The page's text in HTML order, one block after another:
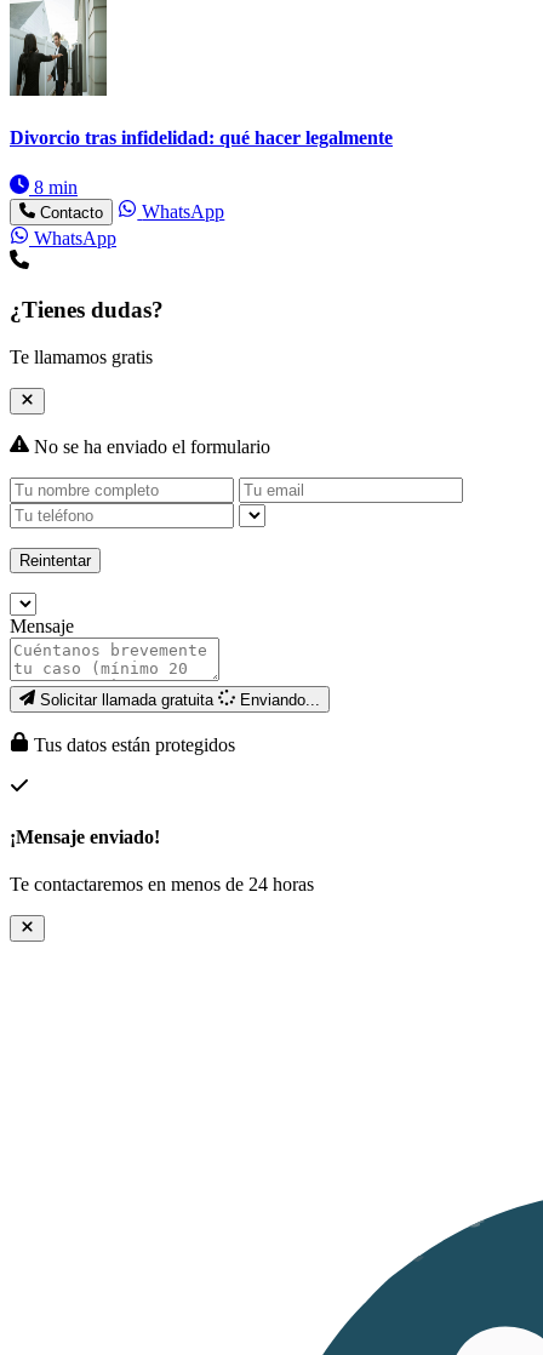
Divorcio tras infidelidad: qué hacer legalmente
8 min
Contacto
WhatsApp
WhatsApp
¿Tienes dudas?
Te llamamos gratis
No se ha enviado el formulario
Reintentar
Mensaje
Solicitar llamada gratuita Enviando...
Tus datos están protegidos
¡Mensaje enviado!
Te contactaremos en menos de 24 horas